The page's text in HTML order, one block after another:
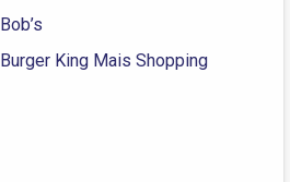
Bob’s
Burger King Mais Shopping